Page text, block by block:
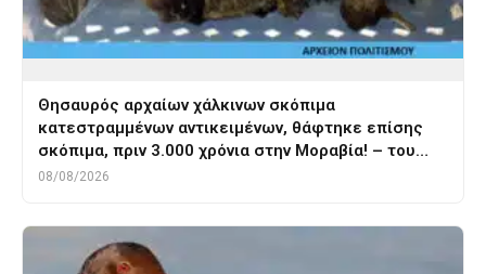
Θησαυρός αρχαίων χάλκινων σκόπιμα
κατεστραμμένων αντικειμένων, θάφτηκε επίσης
σκόπιμα, πριν 3.000 χρόνια στην Μοραβία! – του…
08/08/2026